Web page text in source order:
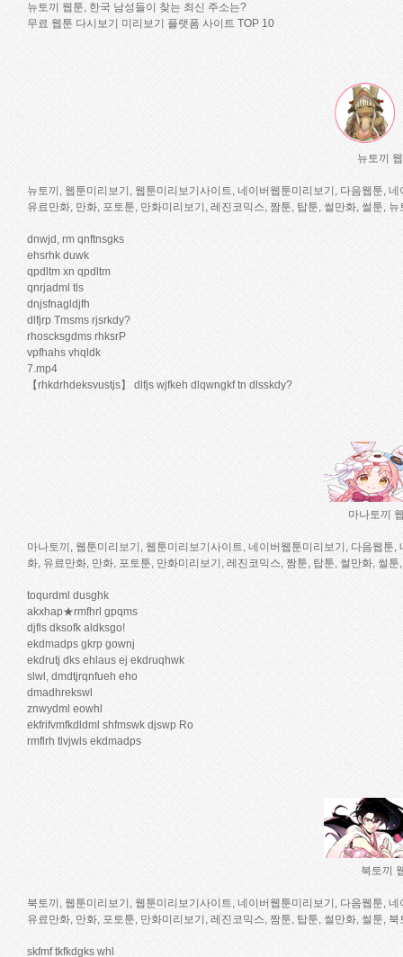
뉴토끼 웹툰, 한국 남성들이 찾는 최신 주소는?
무료 웹툰 다시보기 미리보기 플랫폼 사이트 TOP 10
뉴토끼
뉴토끼, 웹툰미리보기, 웹툰미리보기사이트, 네이버웹툰미리보기, 다음웹툰,
유료만화, 만화, 포토툰, 만화미리보기, 레진코믹스, 짬툰, 탑툰, 썰만화, 썰툰,
dnwjd, rm qnftnsgks
ehsrhk duwk
qpdltm xn qpdltm
qnrjadml tls
dnjsfnagldjfh
dlfjrp Tmsms rjsrkdy?
rhoscksgdms rhksrP
vpfhahs vhqldk
7.mp4
【rhkdrhdeksvustjs】 dlfjs wjfkeh dlqwngkf tn dlsskdy?
마나토끼
마나토끼, 웹툰미리보기, 웹툰미리보기사이트, 네이버웹툰미리보기, 다음웹
화, 유료만화, 만화, 포토툰, 만화미리보기, 레진코믹스, 짬툰, 탑툰, 썰만화, 썰
toqurdml dusghk
akxhap★rmfhrl gpqms
djfls dksofk aldksgo!
ekdmadps gkrp gownj
ekdrutj dks ehlaus ej ekdruqhwk
slwl, dmdtjrqnfueh eho
dmadhrekswl
znwydml eowhl
ekfrifvmfkdldml shfmswk djswp Ro
rmflrh tlvjwls ekdmadps
북토끼
북토끼, 웹툰미리보기, 웹툰미리보기사이트, 네이버웹툰미리보기, 다음웹툰,
유료만화, 만화, 포토툰, 만화미리보기, 레진코믹스, 짬툰, 탑툰, 썰만화, 썰툰,
skfmf tkfkdgks whl